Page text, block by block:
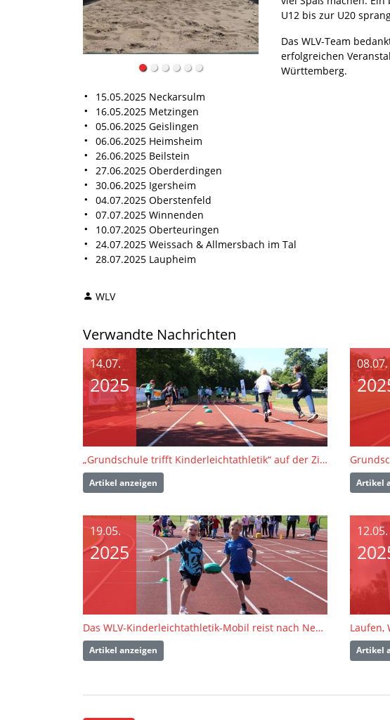
U12 bis zur U20
Das WLV-Team
erfolgreichen
Württemberg.
15.05.2025 Neckarsulm
16.05.2025 Metzingen
05.06.2025 Geislingen
06.06.2025 Heimsheim
26.06.2025 Beilstein
27.06.2025 Oberderdingen
30.06.2025 Igersheim
04.07.2025 Oberstenfeld
07.07.2025 Winnenden
10.07.2025 Oberteuringen
24.07.2025 Weissach & Allmersbach im Tal
28.07.2025 Laupheim
WLV
Verwandte Nachrichten
14.07.
2025
„Grundschule trifft Kinderleichtathletik“ auf der Zielgeraden
Artikel anzeigen
08.07.
Artikel
19.05.
2025
Das WLV-Kinderleichtathletik-Mobil reist nach Neckarsulm und Metzingen
Artikel anzeigen
12.05.
Artikel